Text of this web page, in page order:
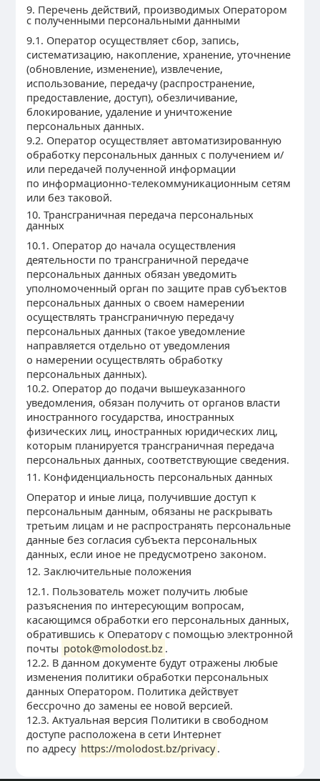
9. Перечень действий, производимых Оператором
с полученными персональными данными
9.1. Оператор осуществляет сбор, запись,
систематизацию, накопление, хранение, уточнение
(обновление, изменение), извлечение,
использование, передачу (распространение,
предоставление, доступ), обезличивание,
блокирование, удаление и уничтожение
персональных данных.
9.2. Оператор осуществляет автоматизированную
обработку персональных данных с получением и/
или передачей полученной информации
по информационно-телекоммуникационным сетям
или без таковой.
10. Трансграничная передача персональных
данных
10.1. Оператор до начала осуществления
деятельности по трансграничной передаче
персональных данных обязан уведомить
уполномоченный орган по защите прав субъектов
персональных данных о своем намерении
осуществлять трансграничную передачу
персональных данных (такое уведомление
направляется отдельно от уведомления
о намерении осуществлять обработку
персональных данных).
10.2. Оператор до подачи вышеуказанного
уведомления, обязан получить от органов власти
иностранного государства, иностранных
физических лиц, иностранных юридических лиц,
которым планируется трансграничная передача
персональных данных, соответствующие сведения.
11. Конфиденциальность персональных данных
Оператор и иные лица, получившие доступ к
персональным данным, обязаны не раскрывать
третьим лицам и не распространять персональные
данные без согласия субъекта персональных
данных, если иное не предусмотрено законом.
12. Заключительные положения
12.1. Пользователь может получить любые
разъяснения по интересующим вопросам,
касающимся обработки его персональных данных,
обратившись к Оператору с помощью электронной
почты potok@molodost.bz .
12.2. В данном документе будут отражены любые
изменения политики обработки персональных
данных Оператором. Политика действует
бессрочно до замены ее новой версией.
12.3. Актуальная версия Политики в свободном
доступе расположена в сети Интернет
по адресу https://molodost.bz/privacy .